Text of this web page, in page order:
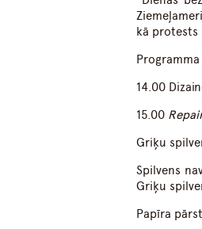
kā
Programma
14.00
15.00
Griķu
Spilvens
Griķu
Papīra